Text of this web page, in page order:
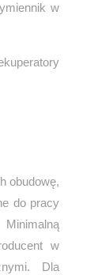
w
obudowę,
do pracy
w
Dla